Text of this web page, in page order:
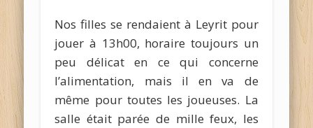
Nos filles se rendaient à Leyrit pour
jouer à 13h00, horaire toujours un
peu délicat en ce qui concerne
l’alimentation, mais il en va de
même pour toutes les joueuses. La
salle était parée de mille feux, les